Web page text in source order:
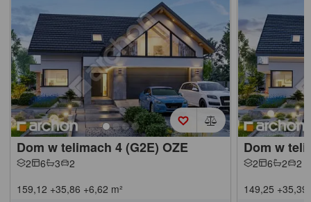
Dom w telimach 4 (G2E) OZE
2 6 3
2
159,12 +35,86 +6,62 m²
Dom w
2 6 2
2
149,25 +35,39